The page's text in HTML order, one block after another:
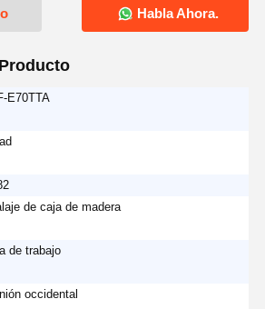
Habla Ahora.
E70TTA
de caja de madera
de trabajo
occidental